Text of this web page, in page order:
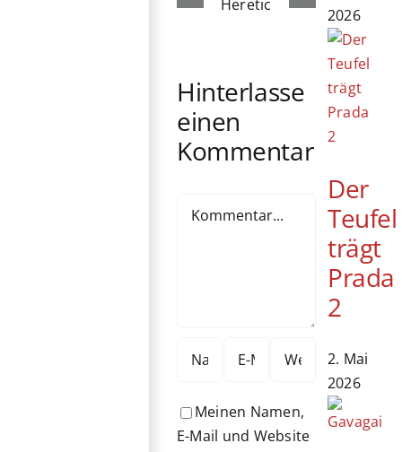
Figuren von
Hinterlasse
einen
Kommentar
Meinen Namen,
E-Mail und Website
2026
Der
Teufel
trägt
Prada
2
2. Mai
2026